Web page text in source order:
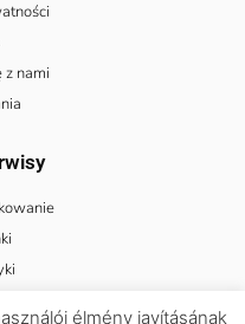
z nami
élmény javításának